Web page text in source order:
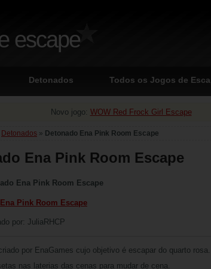
escape
Detonados Todos os Jogos de
Novo jogo: WOW Red Frock Girl Escape
Detonados » Detonado Ena Pink Room Escape
Ena Pink Room Escape
Ena Pink Room Escape
Ena Pink Room Escape
por: JuliaRHCP
por EnaGames cujo objetivo é escapar do quarto rosa.
nas laterias das cenas para mudar de cena.